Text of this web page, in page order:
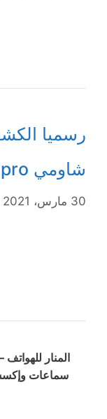
رسميا
شاومي Xiaomi Mi 11pro
30 مارس، 2021
المنار
سماعات